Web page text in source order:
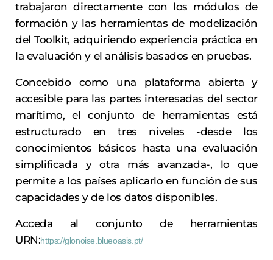
trabajaron directamente con los módulos de
formación y las herramientas de modelización
del Toolkit, adquiriendo experiencia práctica en
la evaluación y el análisis basados en pruebas.
Concebido como una plataforma abierta y
accesible para las partes interesadas del sector
marítimo, el conjunto de herramientas está
estructurado en tres niveles -desde los
conocimientos básicos hasta una evaluación
simplificada y otra más avanzada-, lo que
permite a los países aplicarlo en función de sus
capacidades y de los datos disponibles.
Acceda al conjunto de herramientas
URN:https://glonoise.blueoasis.pt/